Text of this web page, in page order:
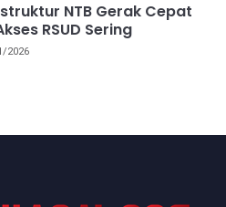
NTB Gerak Cepat
RSUD Sering
2026